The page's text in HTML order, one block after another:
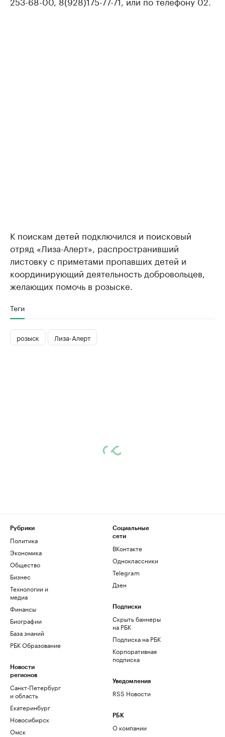
К поискам детей подключился и поисковый
отряд «Лиза-Алерт», распространивший
листовку с приметами пропавших детей и
координирующий деятельность добровольцев,
желающих помочь в розыске.
Теги
розыск Лиза-Алерт
Рубрики
Политика
Экономика
Общество
Бизнес
Технологии и
медиа
Финансы
Биографии
База знаний
РБК Образование
Новости
регионов
Санкт-Петербург
и область
Екатеринбург
Новосибирск
Омск
Социальные
сети
ВКонтакте
Одноклассники
Telegram
Дзен
Подписки
Скрыть баннеры
на РБК
Подписка на РБК
Корпоративная
подписка
Уведомления
RSS Новости
РБК
О компании